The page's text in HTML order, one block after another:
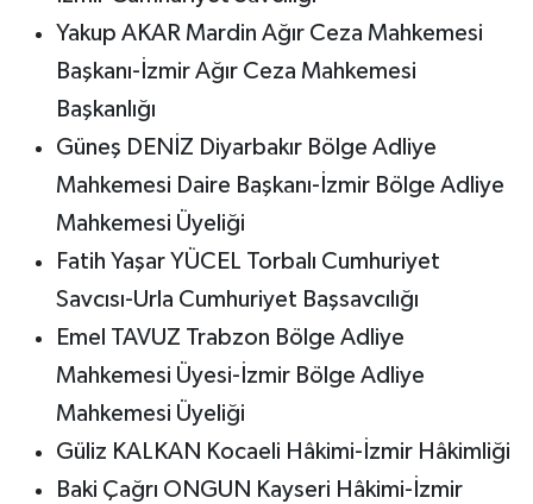
Yakup AKAR Mardin Ağır Ceza Mahkemesi
Başkanı-İzmir Ağır Ceza Mahkemesi
Başkanlığı
Güneş DENİZ Diyarbakır Bölge Adliye
Mahkemesi Daire Başkanı-İzmir Bölge Adliye
Mahkemesi Üyeliği
Fatih Yaşar YÜCEL Torbalı Cumhuriyet
Savcısı-Urla Cumhuriyet Başsavcılığı
Emel TAVUZ Trabzon Bölge Adliye
Mahkemesi Üyesi-İzmir Bölge Adliye
Mahkemesi Üyeliği
Güliz KALKAN Kocaeli Hâkimi-İzmir Hâkimliği
Baki Çağrı ONGUN Kayseri Hâkimi-İzmir